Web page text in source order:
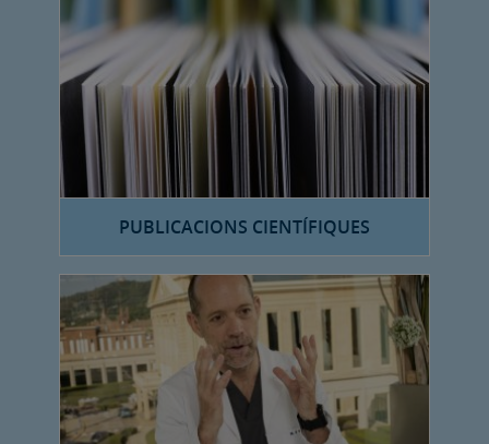
PUBLICACIONS CIENTÍFIQUES